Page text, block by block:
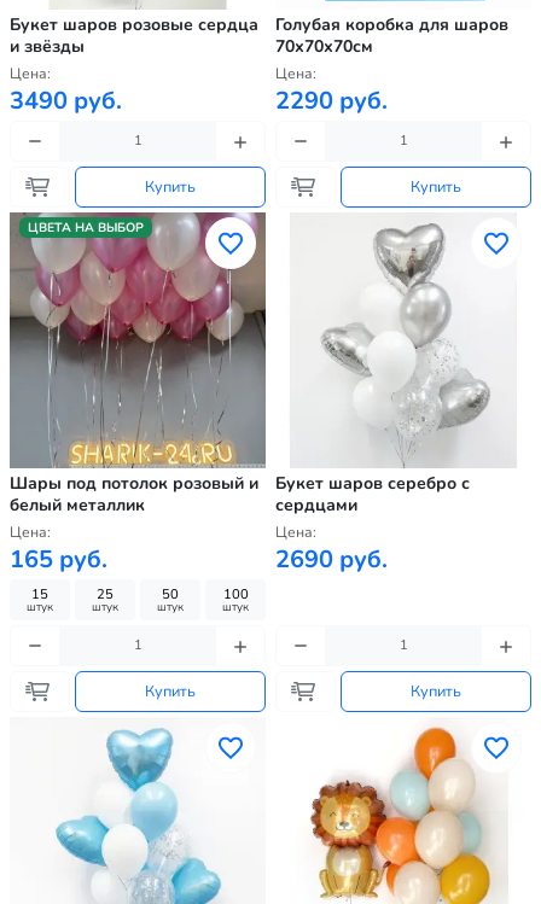
Букет шаров розовые сердца
и звёзды
Цена:
3490 руб.
Купить
Голубая коробка для шаров
70х70х70см
Цена:
2290 руб.
Купить
ЦВЕТА НА ВЫБОР
Шары под потолок розовый и
белый металлик
Цена:
165 руб.
15
штук
25
штук
50
штук
100
штук
Купить
Букет шаров серебро с
сердцами
Цена:
2690 руб.
Купить